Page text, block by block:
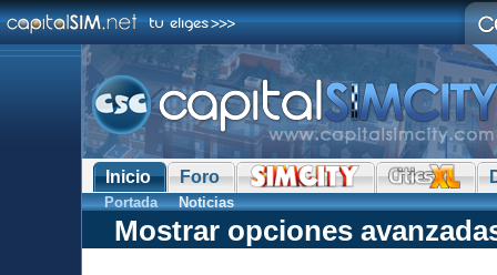
Inicio Foro
Portada Noticias
Mostrar opciones